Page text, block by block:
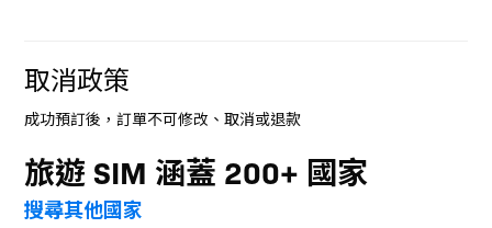
取消政策
成功預訂後，訂單不可修改、取消或退款
旅遊 SIM 涵蓋 200+ 國家
搜尋其他國家